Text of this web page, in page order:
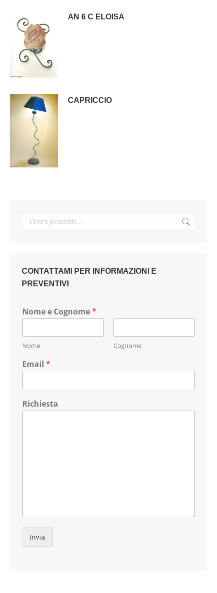
AN 6 C ELOISA
CAPRICCIO
CONTATTAMI PER INFORMAZIONI E
PREVENTIVI
Nome e Cognome*
Nome Cognome
Email *
Richiesta
Invia